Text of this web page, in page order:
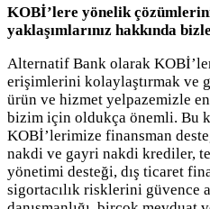
KOBİ’lere yönelik
yaklaşımlarınız hakkında
Alternatif Bank olarak
erişimlerini kolaylaştırmak ve
ürün ve hizmet yelpazemizle
bizim için oldukça önemli. Bu
KOBİ’lerimize finansman
nakdi ve gayri nakdi krediler,
yönetimi desteği, dış ticaret
sigortacılık risklerini güvence